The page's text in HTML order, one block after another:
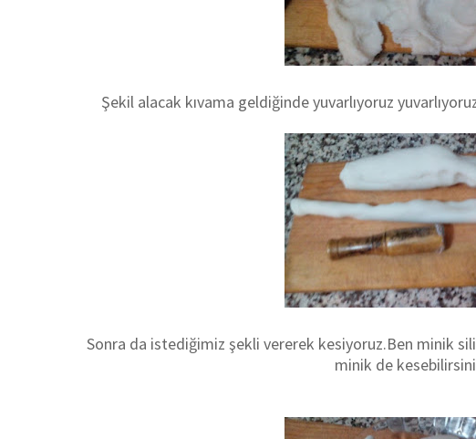
Şekil alacak kıvama geldiğinde yuvarlıyoruz
Sonra da istediğimiz şekli vererek kesiyoruz.Ben minik
minik de